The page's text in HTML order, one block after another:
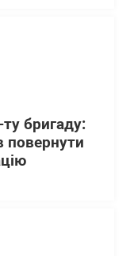
бригаду:
повернути